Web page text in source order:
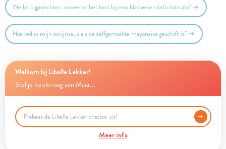
Welke bijgerechten serveer ik het best bij een klassieke vitello tonnato?
Hoe red ik mijn tonijnsaus als de zelfgemaakte mayonaise geschift is?
Welkom bij Libelle Lekker!
Stel je kookvraag aan Maia...
Meer info